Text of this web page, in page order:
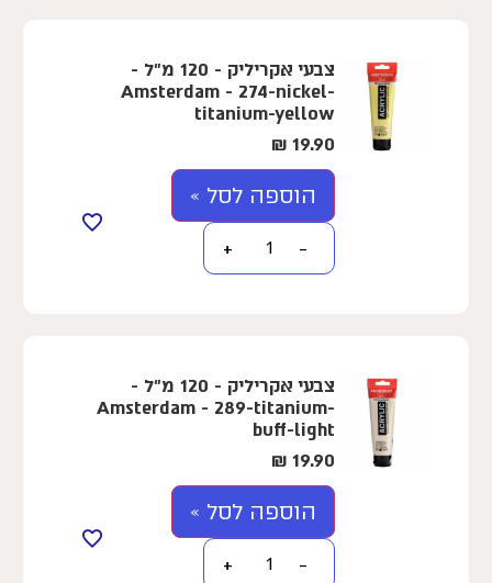
צבעי אקריליק - 120 מ"ל -
Amsterdam - 274-nickel-
titanium-yellow
19.90
₪
הוספה לסל »
−
+
צבעי אקריליק - 120 מ"ל -
Amsterdam - 289-titanium-
buff-light
19.90
₪
הוספה לסל »
−
+